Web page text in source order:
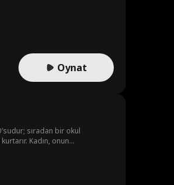
Oynat
sıradan bir okul
Kadın, onun